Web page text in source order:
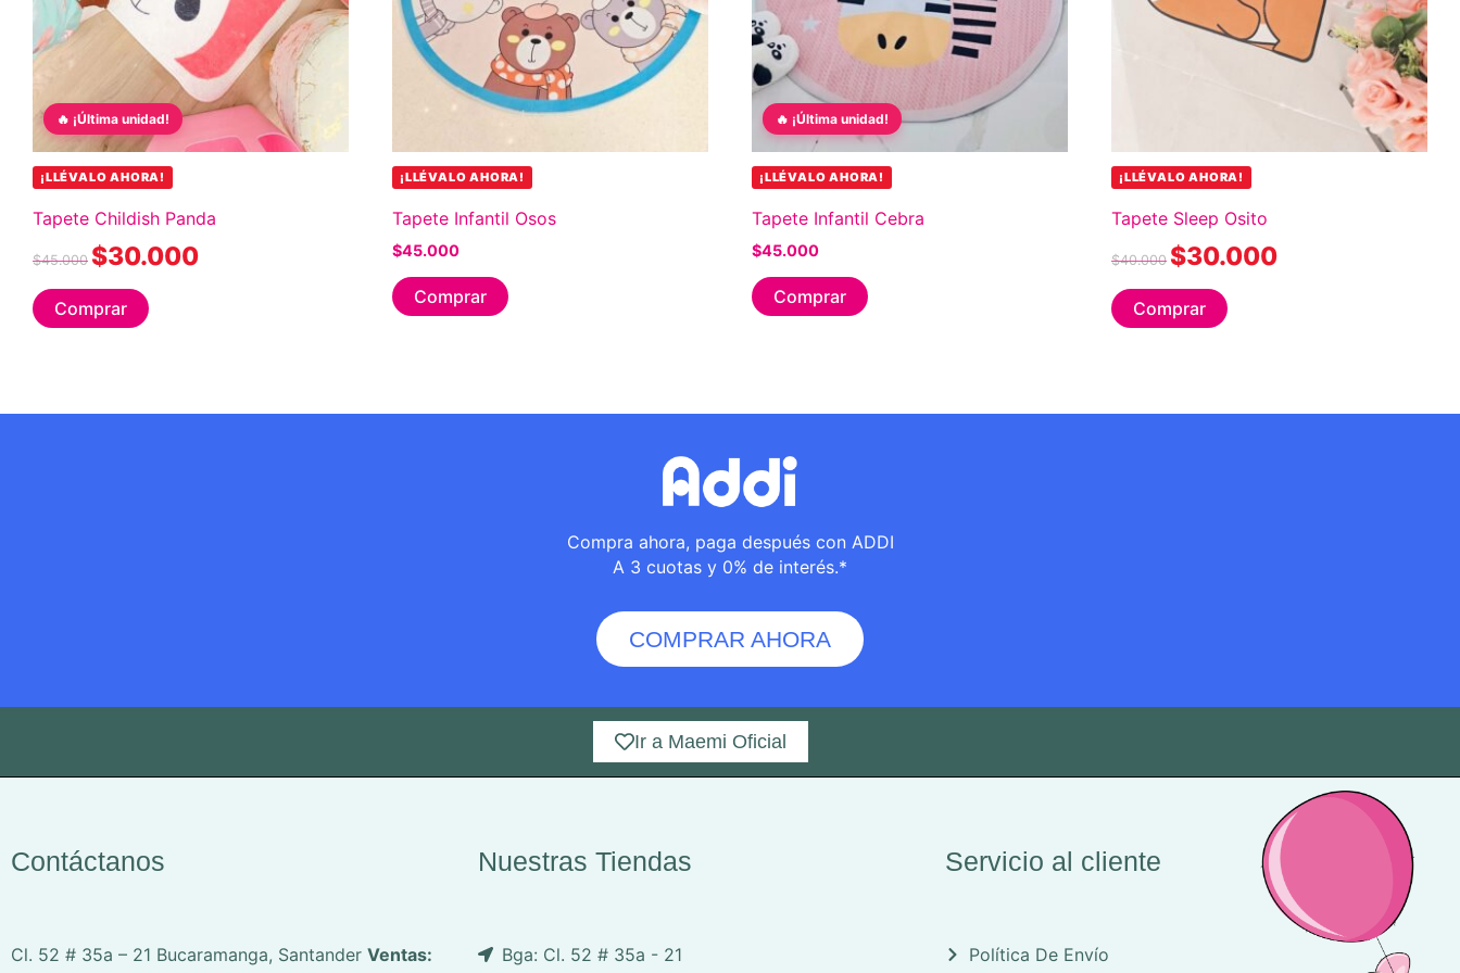
🔥 ¡Última unidad!
¡LLÉVALO AHORA!
Tapete Childish Panda
$45.000 $30.000
Comprar
¡LLÉVALO AHORA!
Tapete Infantil Osos
$45.000
Comprar
🔥 ¡Última unidad!
¡LLÉVALO AHORA!
Tapete Infantil Cebra
$45.000
Comprar
¡LLÉVALO AHORA!
Tapete Sleep Osito
$40.000 $30.000
Comprar
Compra ahora, paga después con ADDI
A 3 cuotas y 0% de interés.*
COMPRAR AHORA
Ir a Maemi Oficial
Contáctanos
Cl. 52 # 35a – 21 Bucaramanga, Santander Ventas:
Nuestras Tiendas
Bga: Cl. 52 # 35a - 21
Servicio al cliente
Política De Envío